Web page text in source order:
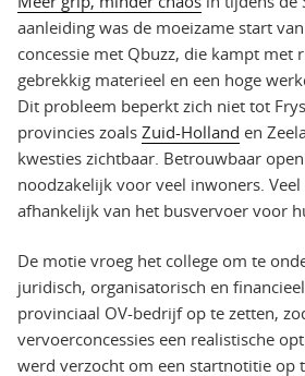
aanleiding was de moeizame start
concessie met Qbuzz, die kampt met
gebrekkig materieel en een hoge
Dit probleem beperkt zich niet tot
provincies zoals Zuid-Holland en
kwesties zichtbaar. Betrouwbaar
noodzakelijk voor veel inwoners.
afhankelijk van het busvervoer voor
De motie vroeg het college om te
juridisch, organisatorisch en
provinciaal OV-bedrijf op te zetten,
vervoerconcessies een realistische
werd verzocht om een startnotitie op